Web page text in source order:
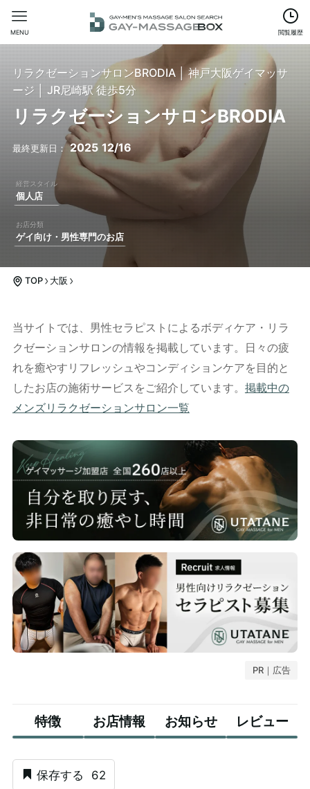
閲覧履歴
MENU
リラクゼーションサロンBRODIA │ 神戸大阪ゲイマッサ
ージ │ JR尼崎駅 徒歩5分
リラクゼーションサロンBRODIA
2025 12/16
個人店
ゲイ向け・男性専門のお店
TOP 大阪
当サイトでは、男性セラピストによるボディケア・リラ
クゼーションサロンの情報を掲載しています。日々の疲
れを癒やすリフレッシュやコンディションケアを目的と
したお店の施術サービスをご紹介しています。 掲載中の
メンズリラクゼーションサロン一覧
PR｜広告
特徴 お店情報 お知らせ レビュー
保存する 62